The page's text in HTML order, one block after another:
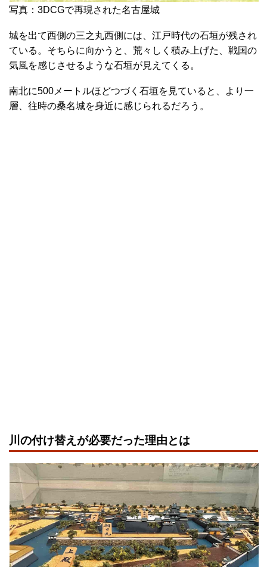
写真：3DCGで再現された名古屋城
城を出て西側の三之丸西側には、江戸時代の石垣が残され
ている。そちらに向かうと、荒々しく積み上げた、戦国の
気風を感じさせるような石垣が見えてくる。
南北に500メートルほどつづく石垣を見ていると、より一
層、往時の桑名城を身近に感じられるだろう。
川の付け替えが必要だった理由とは